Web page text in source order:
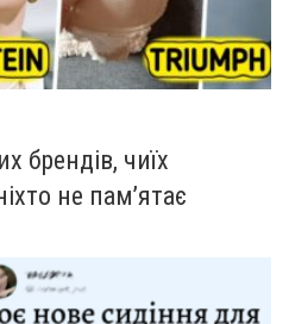
брендів, чиїх
не пам’ятає